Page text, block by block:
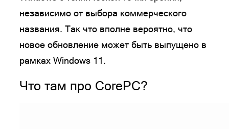
независимо от выбора коммерческого
названия. Так что вполне вероятно, что
новое обновление может быть выпущено в
рамках Windows 11.
Что там про CorePC?